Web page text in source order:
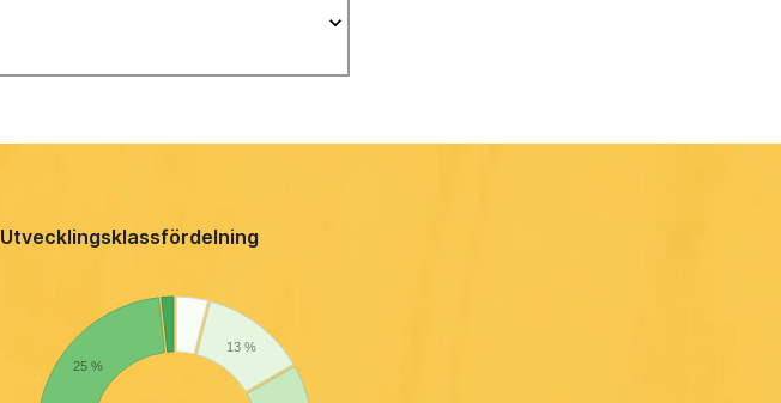
Utvecklingsklassfördelning
13 %
25 %